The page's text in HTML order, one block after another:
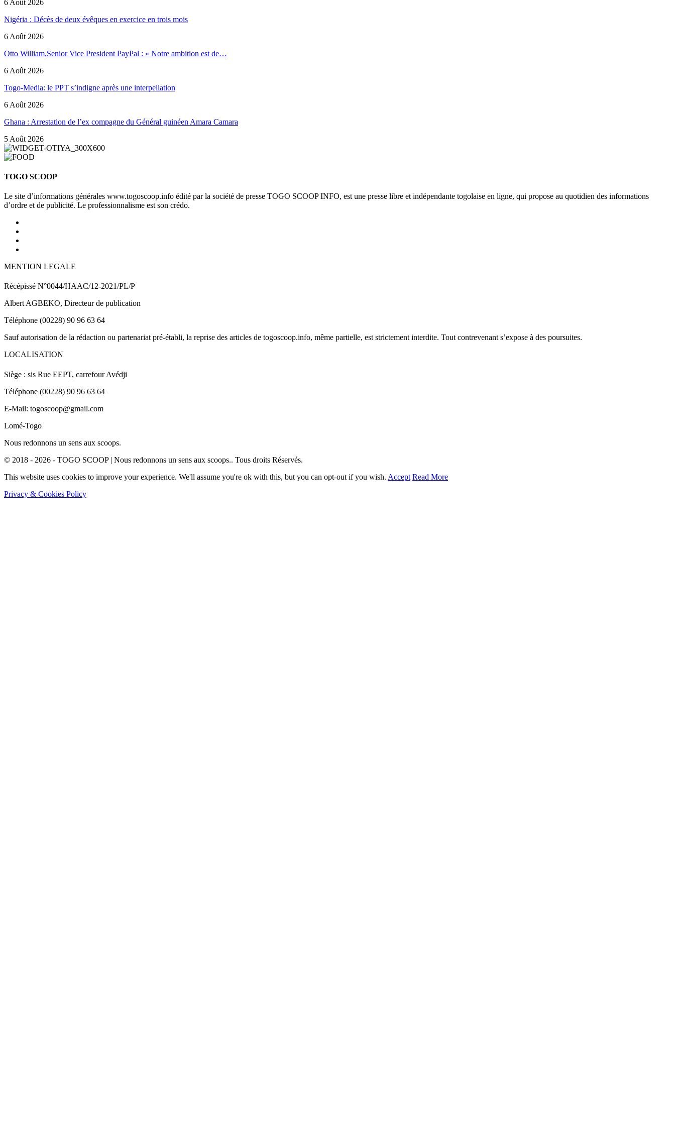
6 Août 2026
Nigéria : Décès de deux évêques en exercice en trois mois
6 Août 2026
Otto William,Senior Vice President PayPal : « Notre ambition est de…
6 Août 2026
Togo-Media: le PPT s’indigne après une interpellation
6 Août 2026
Ghana : Arrestation de l’ex compagne du Général guinéen Amara Camara
5 Août 2026
TOGO SCOOP
Le site d’informations générales www.togoscoop.info édité par la société de presse TOGO SCOOP INFO, est une presse libre et indépendante togolaise en ligne, qui propose au quotidien des informations
d’ordre et de publicité. Le professionnalisme est son crédo.
MENTION LEGALE
Récépissé N°0044/HAAC/12-2021/PL/P
Albert AGBEKO, Directeur de publication
Téléphone (00228) 90 96 63 64
Sauf autorisation de la rédaction ou partenariat pré-établi, la reprise des articles de togoscoop.info, même partielle, est strictement interdite. Tout contrevenant s’expose à des poursuites.
LOCALISATION
Siège : sis Rue EEPT, carrefour Avédji
Téléphone (00228) 90 96 63 64
E-Mail: togoscoop@gmail.com
Lomé-Togo
Nous redonnons un sens aux scoops.
© 2018 - 2026 - TOGO SCOOP | Nous redonnons un sens aux scoops.. Tous droits Réservés.
This website uses cookies to improve your experience. We'll assume you're ok with this, but you can opt-out if you wish. Accept Read More
Privacy & Cookies Policy